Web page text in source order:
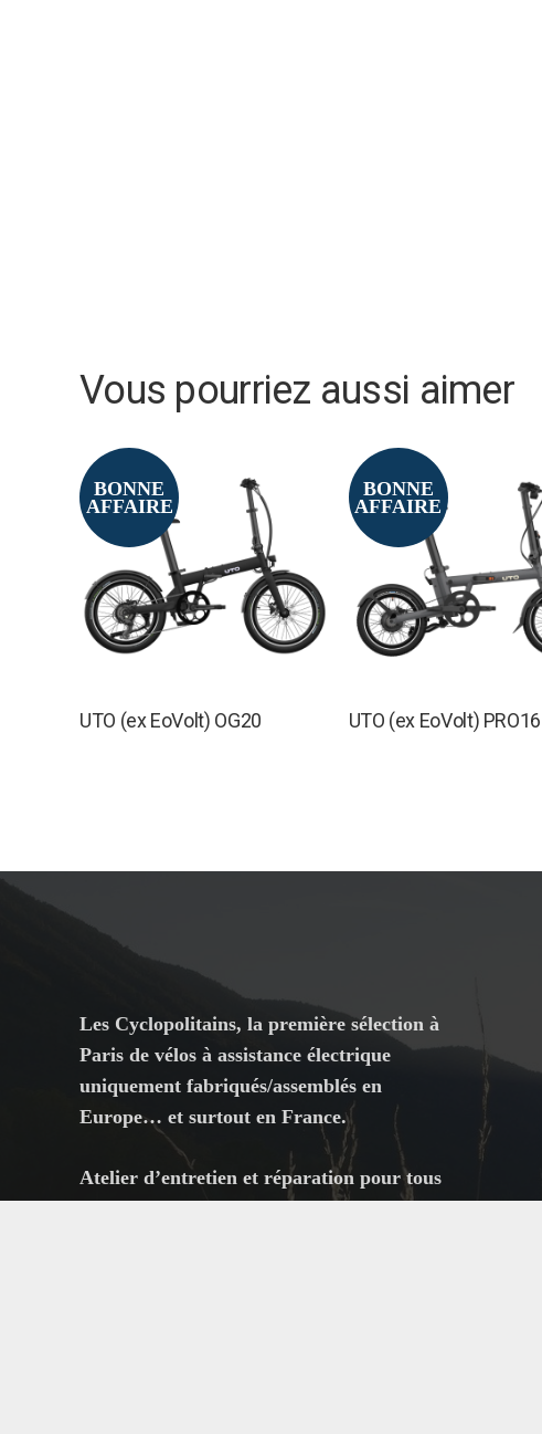
Vous pourriez aussi aimer
BONNE
AFFAIRE
UTO (ex EoVolt) OG20
BONNE
AFFAIRE
UTO (ex EoVolt) PRO16
Les Cyclopolitains, la première sélection à
Paris de vélos à assistance électrique
uniquement fabriqués/assemblés en
Europe… et surtout en France.
Atelier d’entretien et réparation pour tous
les types de vélos.